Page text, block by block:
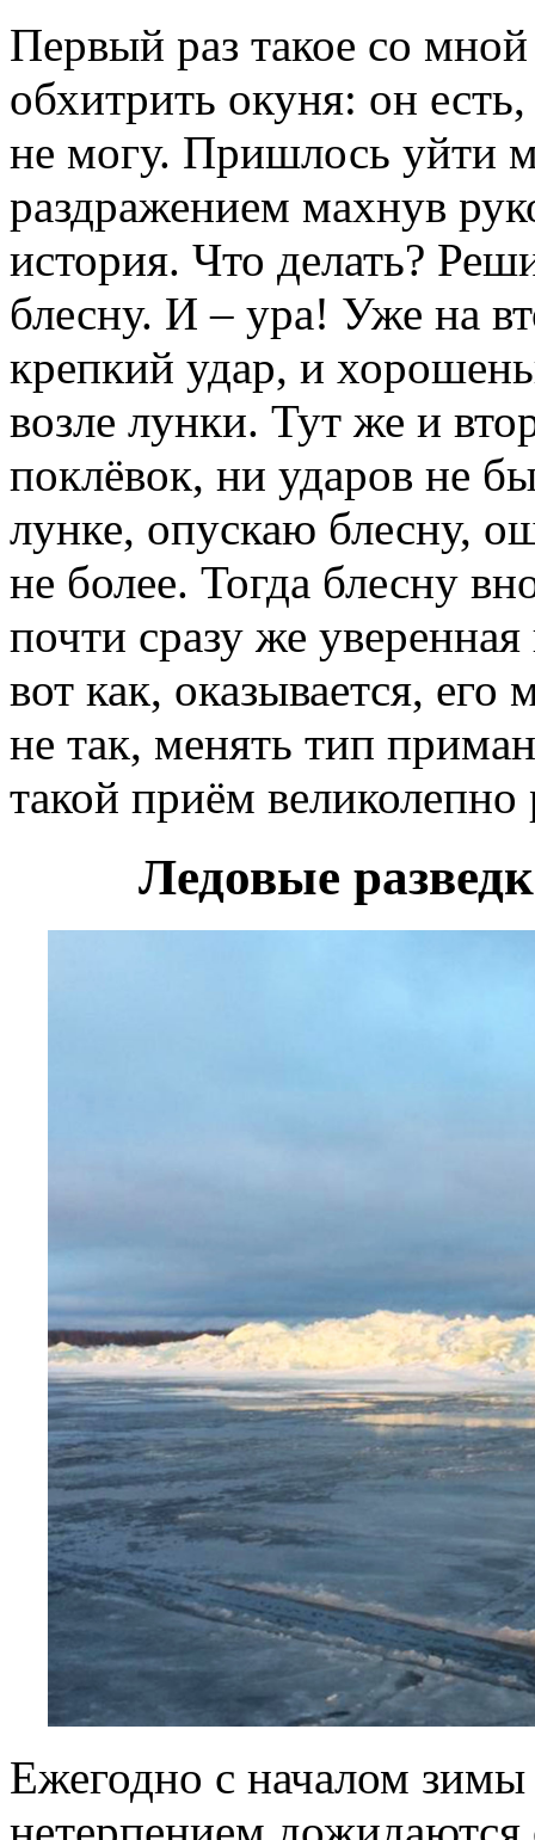
Первый раз такое со
обхитрить окуня: он
не могу. Пришлось уйти
раздражением махнув
история. Что делать?
блесну. И – ура! Уже на
крепкий удар, и
возле лунки. Тут же и
поклёвок, ни ударов не
лунке, опускаю блесну,
не более. Тогда блесну
почти сразу же
вот как, оказывается,
не так, менять тип
такой приём великолепно
Ледовые
Ежегодно с началом